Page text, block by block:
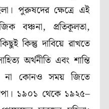
পুরুষদের ক্ষেত্রে এই
বঞ্চনা, প্রতিকূলতা,
কিন্তু দাবিয়ে রাখতে
অর্থনীতি এবং শান্তি
না কোনও সময় জিতে
১৯০১ থেকে ১৯২৫–